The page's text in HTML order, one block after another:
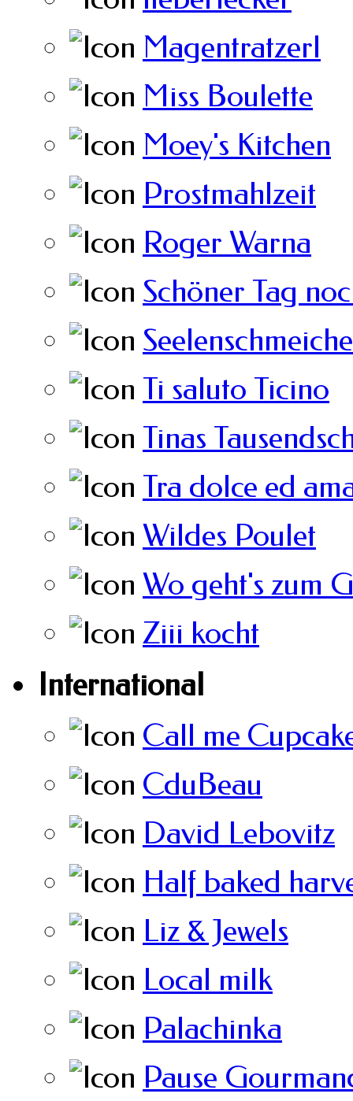
Magentratzerl
Miss Boulette
Moey's Kitchen
Prostmahlzeit
Roger Warna
Schöner Tag
Ti saluto Ticino
Tinas
Tra dolce ed
Wildes Poulet
Wo geht's zum
Ziii kocht
International
Call me
CduBeau
David Lebovitz
Half baked
Liz & Jewels
Local milk
Palachinka
Pause